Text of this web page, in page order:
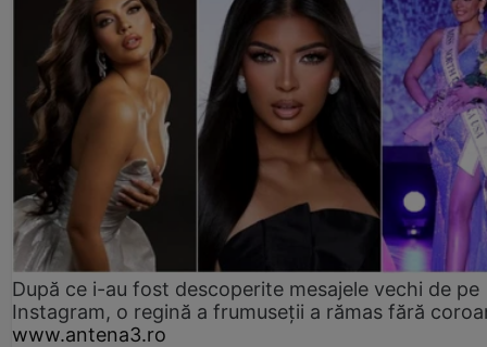
După ce i-au fost descoperite mesajele vechi de pe
Instagram, o regină a frumuseții a rămas fără
www.antena3.ro